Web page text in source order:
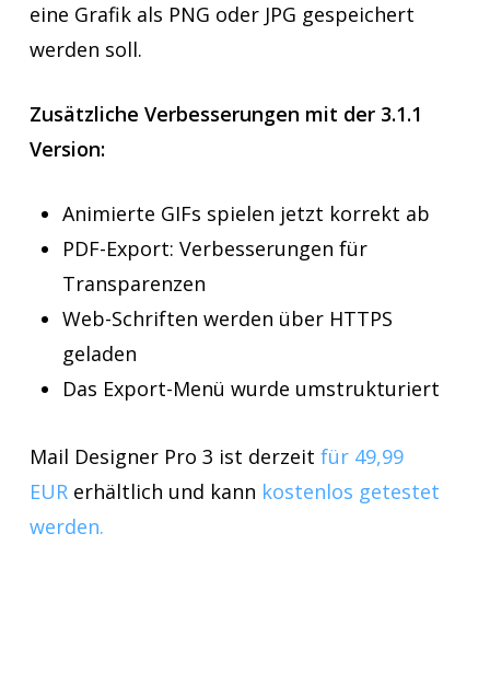
eine Grafik als PNG oder JPG gespeichert
werden soll.
Zusätzliche Verbesserungen mit der 3.1.1
Version:
Animierte GIFs spielen jetzt korrekt ab
PDF-Export: Verbesserungen für
Transparenzen
Web-Schriften werden über HTTPS
geladen
Das Export-Menü wurde umstrukturiert
Mail Designer Pro 3 ist derzeit für 49,99
EUR erhältlich und kann kostenlos getestet
werden.